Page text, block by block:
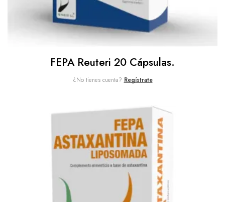
FEPA Reuteri 20 Cápsulas.
¿No tienes cuenta? Regístrate